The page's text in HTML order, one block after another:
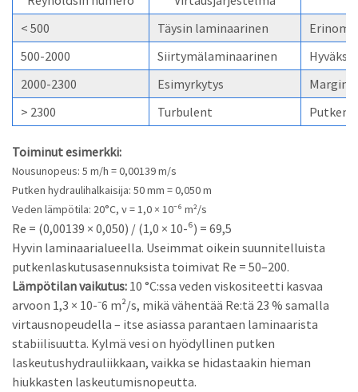
< 500
Täysin laminaarinen
500-2000
Siirtymälaminaarinen
2000-2300
Esimyrkytys
> 2300
Turbulent Putken
Toiminut esimerkki:
Nousunopeus: 5 m/h = 0,00139 m/s
Putken hydraulihalkaisija: 50 mm = 0,050 m
Veden lämpötila: 20°C, ν = 1,0 × 10⁻⁶ m²/s
Re = (0,00139 × 0,050) / (1,0 × 10-⁶) = 69,5
Hyvin laminaarialueella. Useimmat oikein suunnitelluista
putkenlaskutusasennuksista toimivat Re = 50–200.
Lämpötilan vaikutus: 10 °C:ssa veden viskositeetti kasvaa
arvoon 1,3 × 10-⁻6 m²/s, mikä vähentää Re:tä 23 % samalla
virtausnopeudella – itse asiassa parantaen laminaarista
stabiilisuutta. Kylmä vesi on hyödyllinen putken
laskeutushydrauliikkaan, vaikka se hidastaakin hieman
hiukkasten laskeutumisnopeutta.